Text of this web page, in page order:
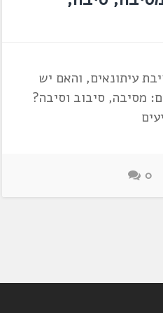
עיתונאים, והאם יש
מסיבה, סיבוב וסיבה?
0